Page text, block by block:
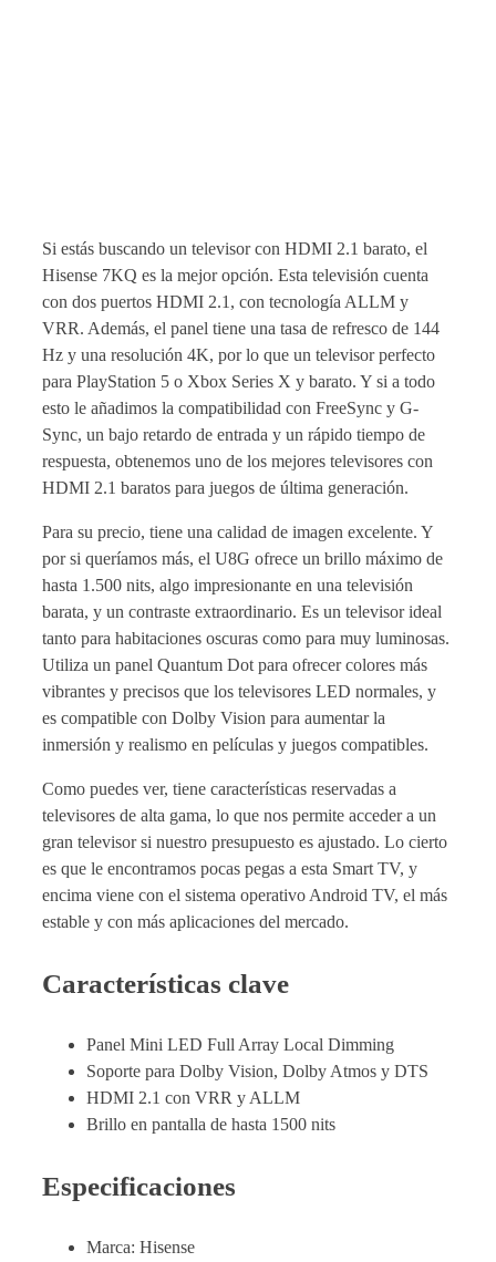
Si estás buscando un televisor con HDMI 2.1 barato, el
Hisense 7KQ es la mejor opción. Esta televisión cuenta
con dos puertos HDMI 2.1, con tecnología ALLM y
VRR. Además, el panel tiene una tasa de refresco de 144
Hz y una resolución 4K, por lo que un televisor perfecto
para PlayStation 5 o Xbox Series X y barato. Y si a todo
esto le añadimos la compatibilidad con FreeSync y G-
Sync, un bajo retardo de entrada y un rápido tiempo de
respuesta, obtenemos uno de los mejores televisores con
HDMI 2.1 baratos para juegos de última generación.
Para su precio, tiene una calidad de imagen excelente. Y
por si queríamos más, el U8G ofrece un brillo máximo de
hasta 1.500 nits, algo impresionante en una televisión
barata, y un contraste extraordinario. Es un televisor ideal
tanto para habitaciones oscuras como para muy luminosas.
Utiliza un panel Quantum Dot para ofrecer colores más
vibrantes y precisos que los televisores LED normales, y
es compatible con Dolby Vision para aumentar la
inmersión y realismo en películas y juegos compatibles.
Como puedes ver, tiene características reservadas a
televisores de alta gama, lo que nos permite acceder a un
gran televisor si nuestro presupuesto es ajustado. Lo cierto
es que le encontramos pocas pegas a esta Smart TV, y
encima viene con el sistema operativo Android TV, el más
estable y con más aplicaciones del mercado.
Características clave
Panel Mini LED Full Array Local Dimming
Soporte para Dolby Vision, Dolby Atmos y DTS
HDMI 2.1 con VRR y ALLM
Brillo en pantalla de hasta 1500 nits
Especificaciones
Marca: Hisense